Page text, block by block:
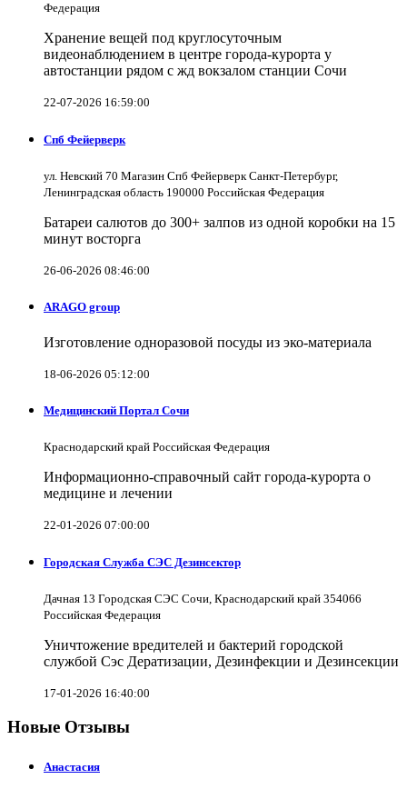
Федерация
Хранение вещей под круглосуточным
видеонаблюдением в центре города-курорта у
автостанции рядом с жд вокзалом станции Сочи
22-07-2026 16:59:00
Спб Фейерверк
ул. Невский 70 Магазин Спб Фейерверк Санкт-Петербург,
Ленинградская область 190000 Российская Федерация
Батареи салютов до 300+ залпов из одной коробки на 15
минут восторга
26-06-2026 08:46:00
ARAGO group
Изготовление одноразовой посуды из эко-материала
18-06-2026 05:12:00
Медицинский Портал Сочи
Краснодарский край Российская Федерация
Информационно-справочный сайт города-курорта о
медицине и лечении
22-01-2026 07:00:00
Городская Служба СЭС Дезинсектор
Дачная 13 Городская СЭС Сочи, Краснодарский край 354066
Российская Федерация
Уничтожение вредителей и бактерий городской
службой Сэс Дератизации, Дезинфекции и Дезинсекции
17-01-2026 16:40:00
Новые Отзывы
Анастасия